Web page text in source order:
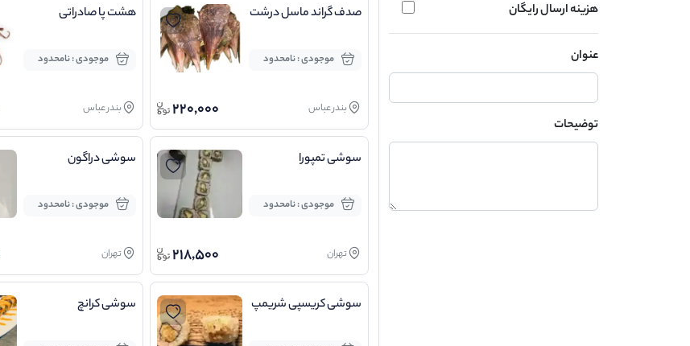
هزینه ارسال رایگان
عنوان
توضیحات
صدف گراند ماسل درشت
موجودی : نامحدود
بندر عباس 220,000
هشت پا صادراتی
موجودی : نامحدود
بندر عباس
سوشی تمپورا
موجودی : نامحدود
تهران 218,500
سوشی دراگون
موجودی : نامحدود
تهران
سوشی کریسپی شریمپ سوشی کرانچ